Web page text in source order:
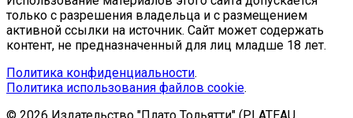
только с разрешения владельца и с размещением
активной ссылки на источник. Сайт может содержать
контент, не предназначенный для лиц младше 18 лет.
Политика конфиденциальности.
Политика использования файлов cookie.